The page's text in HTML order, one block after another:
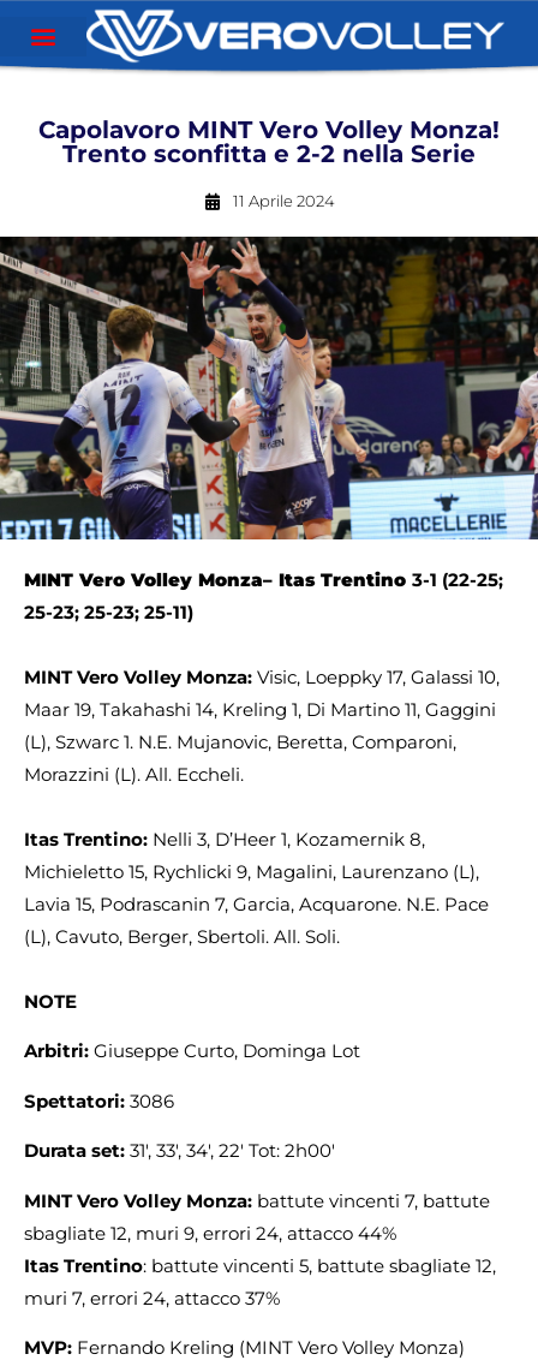
Capolavoro MINT Vero Volley Monza!
Trento sconfitta e 2-2 nella Serie
11 Aprile 2024
MINT Vero Volley Monza– Itas Trentino 3-1 (22-25;
25-23; 25-23; 25-11)
MINT Vero Volley Monza: Visic, Loeppky 17, Galassi 10,
Maar 19, Takahashi 14, Kreling 1, Di Martino 11, Gaggini
(L), Szwarc 1. N.E. Mujanovic, Beretta, Comparoni,
Morazzini (L). All. Eccheli.
Itas Trentino: Nelli 3, D’Heer 1, Kozamernik 8,
Michieletto 15, Rychlicki 9, Magalini, Laurenzano (L),
Lavia 15, Podrascanin 7, Garcia, Acquarone. N.E. Pace
(L), Cavuto, Berger, Sbertoli. All. Soli.
NOTE
Arbitri: Giuseppe Curto, Dominga Lot
Spettatori: 3086
Durata set: 31′, 33′, 34′, 22′ Tot: 2h00′
MINT Vero Volley Monza: battute vincenti 7, battute
sbagliate 12, muri 9, errori 24, attacco 44%
Itas Trentino: battute vincenti 5, battute sbagliate 12,
muri 7, errori 24, attacco 37%
MVP: Fernando Kreling (MINT Vero Volley Monza)